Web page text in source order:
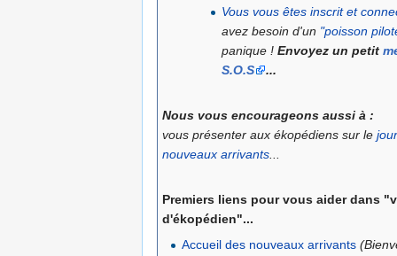
Vous vous êtes inscrit et
avez besoin d'un "poisson
panique ! Envoyez un petit
S.O.S
...
Nous vous encourageons aussi à :
vous présenter aux ékopédiens sur le
nouveaux arrivants...
Premiers liens pour vous aider dans
d'ékopédien"...
Accueil des nouveaux arrivants